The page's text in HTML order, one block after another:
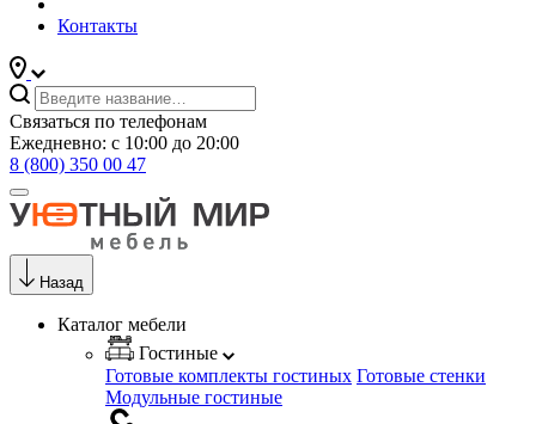
Контакты
Связаться по телефонам
Ежедневно: с 10:00 до 20:00
8 (800) 350 00 47
Назад
Каталог мебели
Гостиные
Готовые комплекты гостиных Готовые стенки
Модульные гостиные